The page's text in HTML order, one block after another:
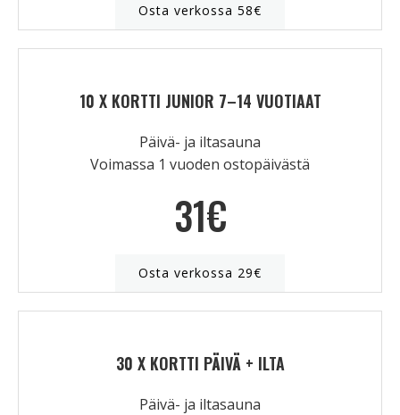
Osta verkossa 58€
10 X KORTTI JUNIOR 7–14 VUOTIAAT
Päivä- ja iltasauna
Voimassa 1 vuoden ostopäivästä
31€
Osta verkossa 29€
30 X KORTTI PÄIVÄ + ILTA
Päivä- ja iltasauna